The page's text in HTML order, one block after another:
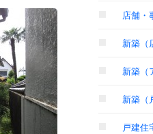
店舗・
新築（
新築（
新築（
戸建住